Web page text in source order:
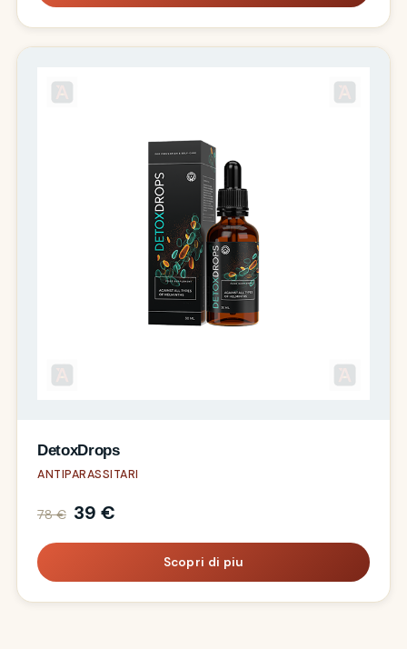
DetoxDrops
ANTIPARASSITARI
78 € 39 €
Scopri di piu